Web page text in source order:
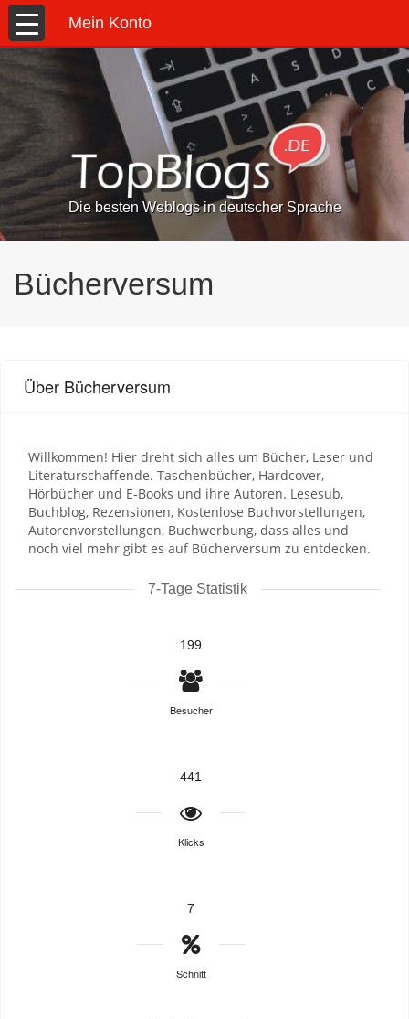
Mein Konto
Die besten Weblogs in deutscher Sprache
Bücherversum
Über Bücherversum
Willkommen! Hier dreht sich alles um Bücher, Leser und
Literaturschaffende. Taschenbücher, Hardcover,
Hörbücher und E-Books und ihre Autoren. Lesesub,
Buchblog, Rezensionen, Kostenlose Buchvorstellungen,
Autorenvorstellungen, Buchwerbung, dass alles und
noch viel mehr gibt es auf Bücherversum zu entdecken.
7-Tage Statistik
199
Besucher
441
Klicks
7
Schnitt